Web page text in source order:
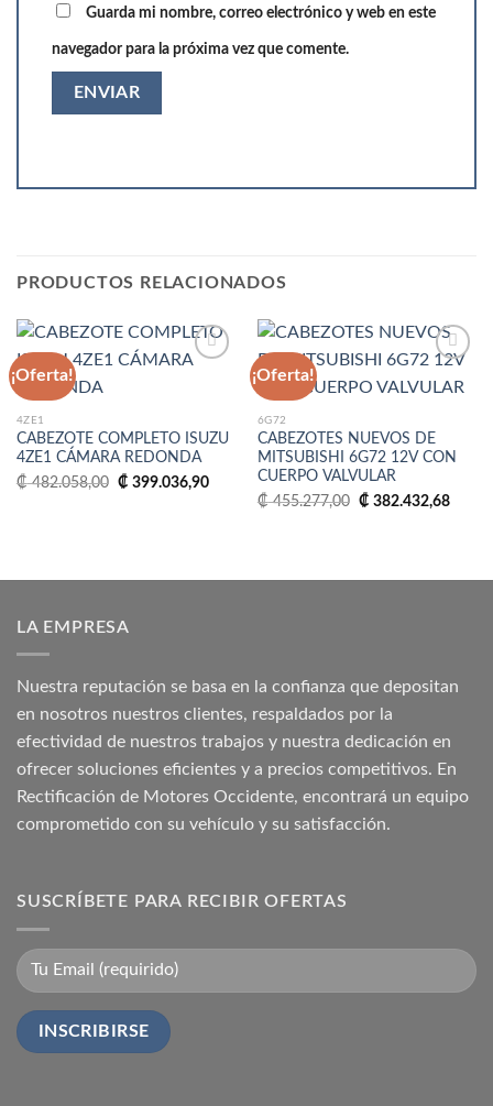
Guarda mi nombre, correo electrónico y web en este
navegador para la próxima vez que comente.
PRODUCTOS RELACIONADOS
¡Oferta!
lista
de
deseos
4ZE1
CABEZOTE COMPLETO ISUZU
4ZE1 CÁMARA REDONDA
₡482.058,00 El
precio
₡ 399.036,90El
precio
¡Oferta!
lista
de
6G72
CABEZOTES NUEVOS DE
MITSUBISHI 6G72 12V CON
CUERPO VALVULAR
₡455.277,00 El
precio
₡ 382.432,68El
precio
LA EMPRESA
Nuestra reputación se basa en la confianza que depositan
en nosotros nuestros clientes, respaldados por la
efectividad de nuestros trabajos y nuestra dedicación en
ofrecer soluciones eficientes y a precios competitivos. En
Rectificación de Motores Occidente, encontrará un equipo
comprometido con su vehículo y su satisfacción.
SUSCRÍBETE PARA RECIBIR OFERTAS